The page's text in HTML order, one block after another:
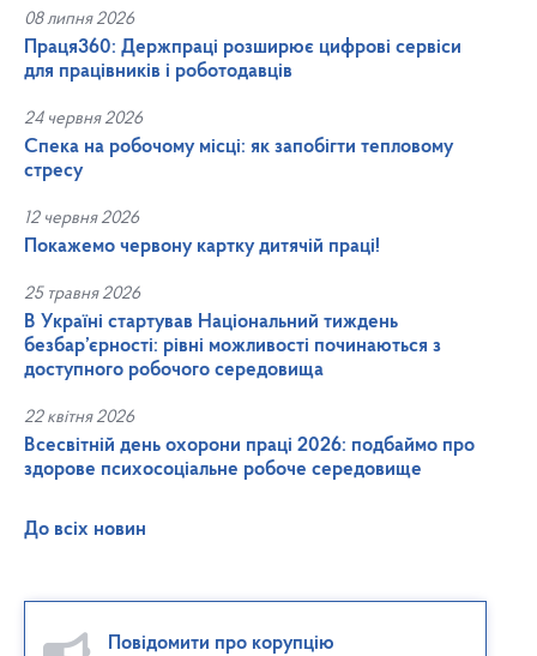
08 липня 2026
Праця360: Держпраці розширює цифрові сервіси
для працівників і роботодавців
24 червня 2026
Спека на робочому місці: як запобігти тепловому
стресу
12 червня 2026
Покажемо червону картку дитячій праці!
25 травня 2026
В Україні стартував Національний тиждень
безбар’єрності: рівні можливості починаються з
доступного робочого середовища
22 квітня 2026
Всесвітній день охорони праці 2026: подбаймо про
здорове психосоціальне робоче середовище
До всіх новин
Повідомити про корупцію